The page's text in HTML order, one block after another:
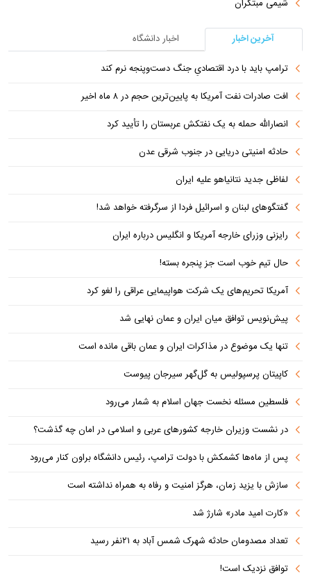
شیمی مبتکران
آخرین اخبار
اخبار دانشگاه
ترامپ باید با درد اقتصادیِ جنگ دست‌و‌پنجه نرم کند
افت صادرات نفت آمریکا به پایین‌ترین حجم در ۸ ماه اخیر
انصارالله حمله به یک نفتکش عربستان را تأیید کرد
حادثه امنیتی دریایی در جنوب شرقی عدن
لفاظی جدید نتانیاهو علیه ایران
گفتگوهای لبنان و اسرائیل فردا از سرگرفته خواهد شد!
رایزنی وزرای خارجه آمریکا و انگلیس درباره ایران
حال تیم خوب است جز پنجره بسته!
آمریکا تحریم‌های یک شرکت هواپیمایی عراقی را لغو کرد
پیش‌نویس توافق میان ایران و عمان نهایی شد
تنها یک موضوع در مذاکرات ایران و عمان باقی مانده است
کاپیتان پرسپولیس به گل‌گهر سیرجان پیوست
فلسطین مسئله نخست جهان اسلام به شمار می‌رود
در نشست وزیران خارجه کشورهای عربی و اسلامی در امان چه گذشت؟
پس از ماه‌ها کشمکش با دولت ترامپ، رئیس دانشگاه براون کنار می‌رود
سازش با یزید زمان، هرگز امنیت و رفاه به همراه نداشته است
«کارت امید مادر» شارژ شد
تعداد مصدومان حادثه شهرک شمس آباد به ۲۱نفر رسید
توافق نزدیک است!